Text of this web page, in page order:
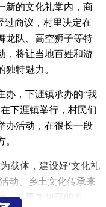
新的文化礼堂内，商
过商议，村里决定在
龙队、高空狮子等特
，将让当地百姓和游
特魅力。
办，下涯镇承办的“我
下涯镇举行，村民们
办活动，在很长一段
载体，建设好‘文化礼
动、乡土文化传承来
，以更加包容的姿